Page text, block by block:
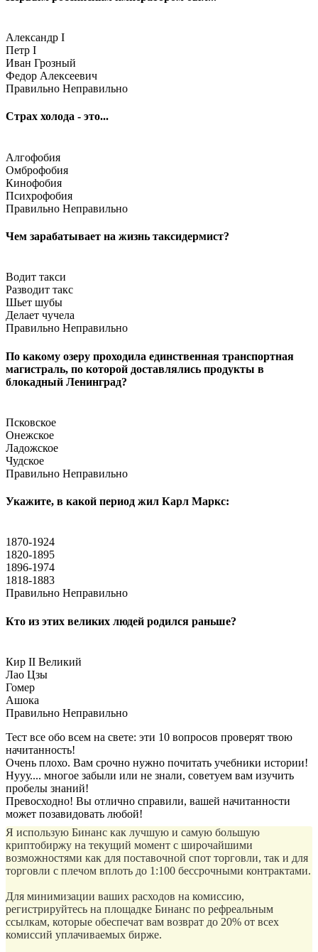
Александр I
Петр I
Иван Грозный
Федор Алексеевич
Правильно Неправильно
Страх холода - это...
Алгофобия
Омброфобия
Кинофобия
Психрофобия
Правильно Неправильно
Чем зарабатывает на жизнь таксидермист?
Водит такси
Разводит такс
Шьет шубы
Делает чучела
Правильно Неправильно
По какому озеру проходила единственная транспортная
магистраль, по которой доставлялись продукты в
блокадный Ленинград?
Псковское
Онежское
Ладожское
Чудское
Правильно Неправильно
Укажите, в какой период жил Карл Маркс:
1870-1924
1820-1895
1896-1974
1818-1883
Правильно Неправильно
Кто из этих великих людей родился раньше?
Кир II Великий
Лао Цзы
Гомер
Ашока
Правильно Неправильно
Тест все обо всем на свете: эти 10 вопросов проверят твою
начитанность!
Очень плохо. Вам срочно нужно почитать учебники истории!
Нууу.... многое забыли или не знали, советуем вам изучить
пробелы знаний!
Превосходно! Вы отлично справили, вашей начитанности
может позавидовать любой!
Я использую Бинанс как лучшую и самую большую
криптобиржу на текущий момент с широчайшими
возможностями как для поставочной спот торговли, так и для
торговли с плечом вплоть до 1:100 бессрочными контрактами.
Для минимизации ваших расходов на комиссию,
регистрируйтесь на площадке Бинанс по рефреальным
ссылкам, которые обеспечат вам возврат до 20% от всех
комиссий уплачиваемых бирже.